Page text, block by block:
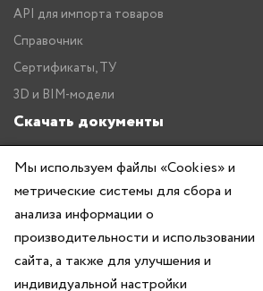
API для импорта товаров
Справочник
Сертификаты, ТУ
3D и BIM-модели
Скачать документы
Прайс
Каталог ГОФРОМАТИК
Мы используем файлы «Cookies» и
метрические системы для сбора и
анализа информации о
производительности и использовании
сайта, а также для улучшения и
индивидуальной настройки